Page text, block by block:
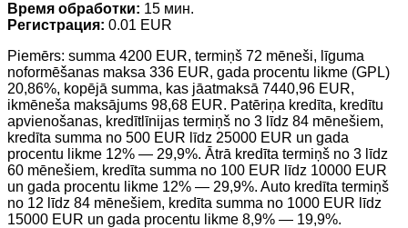
Время обработки: 15 мин.
Регистрация: 0.01 EUR
Piemērs: summa 4200 EUR, termiņš 72 mēneši, līguma
noformēšanas maksa 336 EUR, gada procentu likme (GPL)
20,86%, kopējā summa, kas jāatmaksā 7440,96 EUR,
ikmēneša maksājums 98,68 EUR. Patēriņa kredīta, kredītu
apvienošanas, kredītlīnijas termiņš no 3 līdz 84 mēnešiem,
kredīta summa no 500 EUR līdz 25000 EUR un gada
procentu likme 12% — 29,9%. Ātrā kredīta termiņš no 3 līdz
60 mēnešiem, kredīta summa no 100 EUR līdz 10000 EUR
un gada procentu likme 12% — 29,9%. Auto kredīta termiņš
no 12 līdz 84 mēnešiem, kredīta summa no 1000 EUR līdz
15000 EUR un gada procentu likme 8,9% — 19,9%.